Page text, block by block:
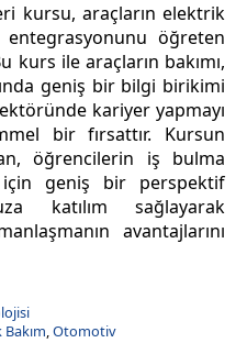
kursu, araçların elektrik
öğreten
kurs ile araçların bakımı,
geniş bir bilgi birikimi
kariyer yapmayı
bir fırsattır. Kursun
öğrencilerin iş bulma
için geniş bir perspektif
katılım sağlayarak
avantajlarını
,Otomotiv